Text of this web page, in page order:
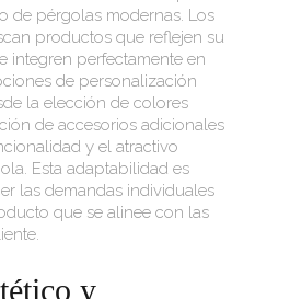
de pérgolas modernas. Los
productos que reflejen su
integren perfectamente en
de personalización
la elección de colores
de accesorios adicionales
y el atractivo
Esta adaptabilidad es
las demandas individuales
que se alinee con las
y